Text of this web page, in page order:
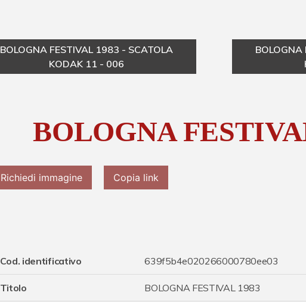
BOLOGNA FESTIVAL 1983 - SCATOLA
KODAK 11 - 006
BOLOGNA
Richiedi immagine Copia link
Cod. identificativo 639f5b4e020266000780ee03
Titolo BOLOGNA FESTIVAL 1983